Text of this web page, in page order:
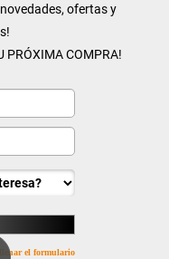
ofertas y
PRÓXIMA COMPRA!
el formulario